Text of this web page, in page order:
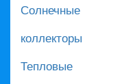
Солнечные
коллекторы
Тепловые